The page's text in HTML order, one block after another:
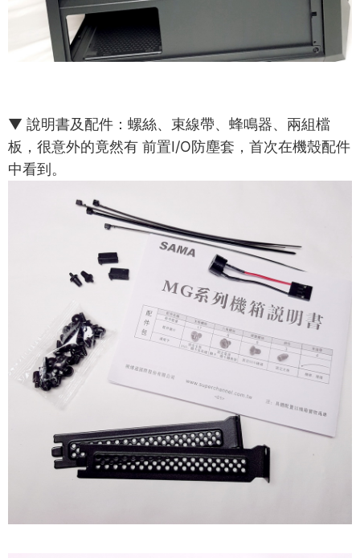
▼ 說明書及配件：螺絲、束線帶、蜂鳴器、兩組檔
板，很意外的竟然有 前置I/O防塵套，首次在機殼配件
中看到。